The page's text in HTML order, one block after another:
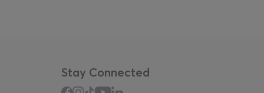
Stay Connected